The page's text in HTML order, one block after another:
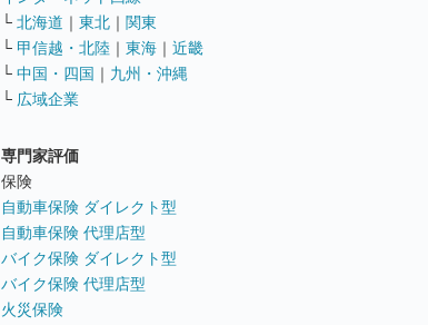
└ 北海道 ｜ 東北 ｜ 関東
└ 甲信越・北陸 ｜ 東海 ｜ 近畿
└ 中国・四国 ｜ 九州・沖縄
└ 広域企業
専門家評価
保険
自動車保険 ダイレクト型
自動車保険 代理店型
バイク保険 ダイレクト型
バイク保険 代理店型
火災保険